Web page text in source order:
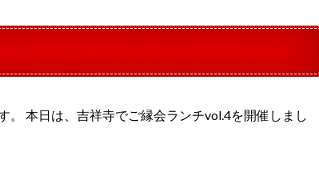
。 本日は、吉祥寺でご縁会ランチvol.4を開催しまし